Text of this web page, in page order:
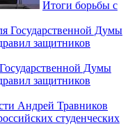
Итоги борьбы с
Думы
защитников